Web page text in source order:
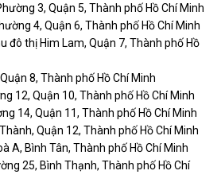
3, Quận 5, Thành phố Hồ Chí Minh
4, Quận 6, Thành phố Hồ Chí Minh
đô thị Him Lam, Quận 7, Thành phố Hồ
8, Thành phố Hồ Chí Minh
12, Quận 10, Thành phố Hồ Chí Minh
14, Quận 11, Thành phố Hồ Chí Minh
Quận 12, Thành phố Hồ Chí Minh
A, Bình Tân, Thành phố Hồ Chí Minh
25, Bình Thạnh, Thành phố Hồ Chí